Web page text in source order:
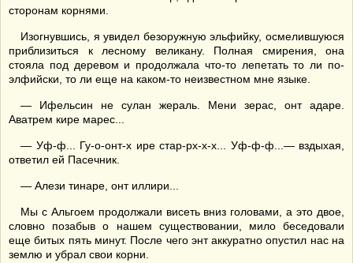
сторонам корнями.
Изогнувшись, я увидел безоружную эльфийку, осмелившуюся
приблизиться к лесному великану. Полная смирения, она
стояла под деревом и продолжала что-то лепетать то ли по-
элфийски, то ли еще на каком-то неизвестном мне языке.
— Ифельсин не сулан жераль. Мени зерас, онт адаре.
Аватрем кире марес...
— Уф-ф... Гу-о-онт-х ире стар-рх-х-х... Уф-ф-ф...— вздыхая,
ответил ей Пасечник.
— Алези тинаре, онт иллири...
Мы с Альгоем продолжали висеть вниз головами, а это двое,
словно позабыв о нашем существовании, мило беседовали
еще битых пять минут. После чего энт аккуратно опустил нас на
землю и убрал свои корни.